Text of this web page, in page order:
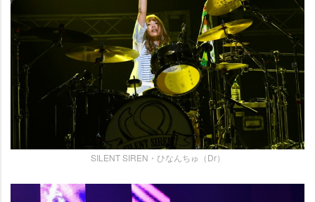
SILENT SIREN・ひなんちゅ（Dr）